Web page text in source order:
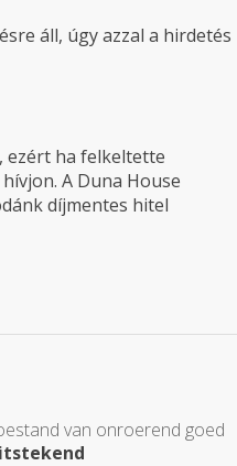
áll, úgy azzal a hirdetés
ezért ha felkeltette
A Duna House
díjmentes hitel
van onroerend goed